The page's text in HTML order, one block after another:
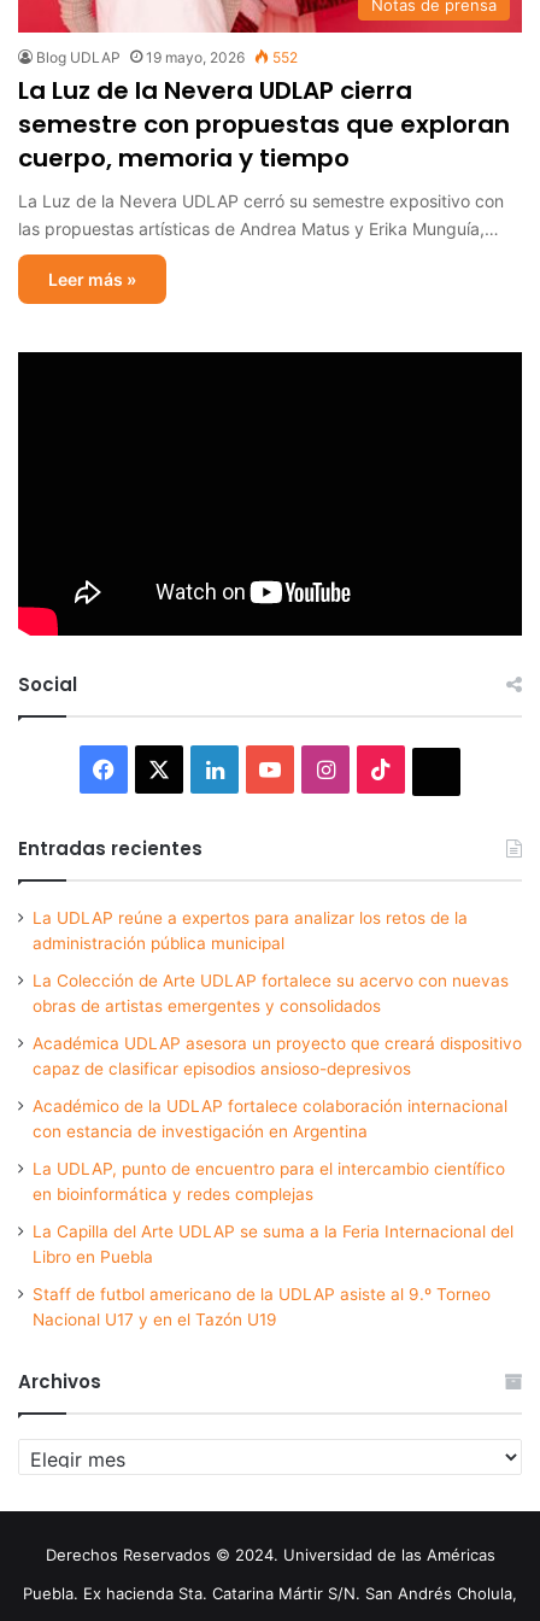
Notas de prensa
Blog UDLAP 19 mayo, 2026 552
La Luz de la Nevera UDLAP cierra
semestre con propuestas que exploran
cuerpo, memoria y tiempo
La Luz de la Nevera UDLAP cerró su semestre expositivo con
las propuestas artísticas de Andrea Matus y Erika Munguía,…
Leer más »
Social
Facebook LinkedInYouTubeInstagram
Entradas recientes
La UDLAP reúne a expertos para analizar los retos de la
administración pública municipal
La Colección de Arte UDLAP fortalece su acervo con nuevas
obras de artistas emergentes y consolidados
Académica UDLAP asesora un proyecto que creará dispositivo
capaz de clasificar episodios ansioso-depresivos
Académico de la UDLAP fortalece colaboración internacional
con estancia de investigación en Argentina
La UDLAP, punto de encuentro para el intercambio científico
en bioinformática y redes complejas
La Capilla del Arte UDLAP se suma a la Feria Internacional del
Libro en Puebla
Staff de futbol americano de la UDLAP asiste al 9.º Torneo
Nacional U17 y en el Tazón U19
Archivos
Archivos
Derechos Reservados © 2024. Universidad de las Américas
Puebla. Ex hacienda Sta. Catarina Mártir S/N. San Andrés Cholula,